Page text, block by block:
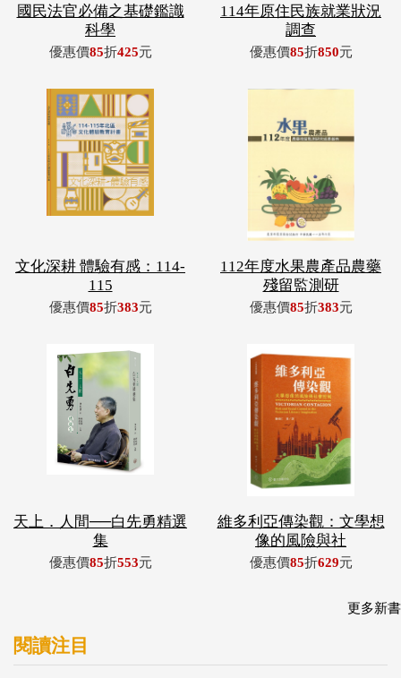
國民法官必備之基礎鑑識
科學
優惠價85折425元
114年原住民族就業狀況
調查
優惠價85折850元
文化深耕 體驗有感：114-
115
優惠價85折383元
112年度水果農產品農藥
殘留監測研
優惠價85折383元
天上．人間──白先勇精選
集
優惠價85折553元
維多利亞傳染觀：文學想
像的風險與社
優惠價85折629元
更多新書
閱讀注目